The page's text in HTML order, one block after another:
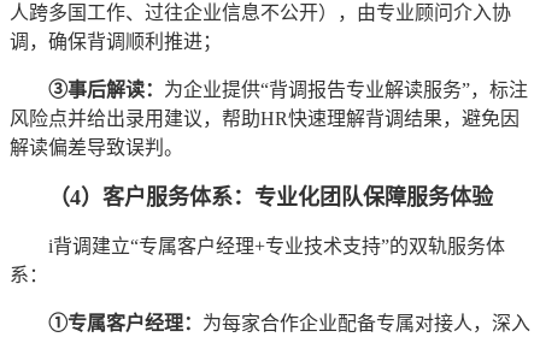
人跨多国工作、过往企业信息不公开），由专业顾问介入协
调，确保背调顺利推进；
③事后解读： 为企业提供“背调报告专业解读服务”，标注
风险点并给出录用建议，帮助HR快速理解背调结果，避免因
解读偏差导致误判。
（4）客户服务体系：专业化团队保障服务体验
i背调建立“专属客户经理+专业技术支持”的双轨服务体
系：
①专属客户经理： 为每家合作企业配备专属对接人，深入